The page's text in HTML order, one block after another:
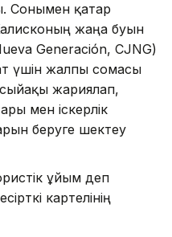
Сонымен қатар
жаңа буын
Generación, CJNG)
үшін жалпы сомасы
жариялап,
мен іскерлік
беруге шектеу
ұйым деп
картелінің